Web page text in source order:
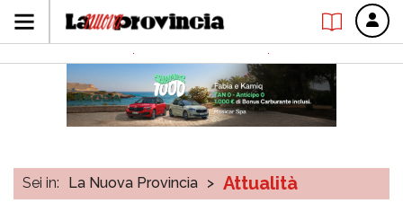
Sei in: La Nuova Provincia > Attualità